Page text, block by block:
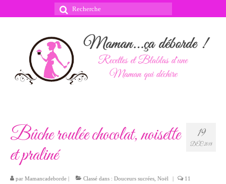
Rechercher
19
DÉC 2018
Bûche roulée chocolat, noisette
et praliné
par Mamancadeborde | Classé dans : Douceurs sucrées Noël | 11